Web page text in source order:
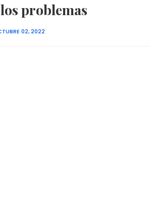
problemas
02, 2022